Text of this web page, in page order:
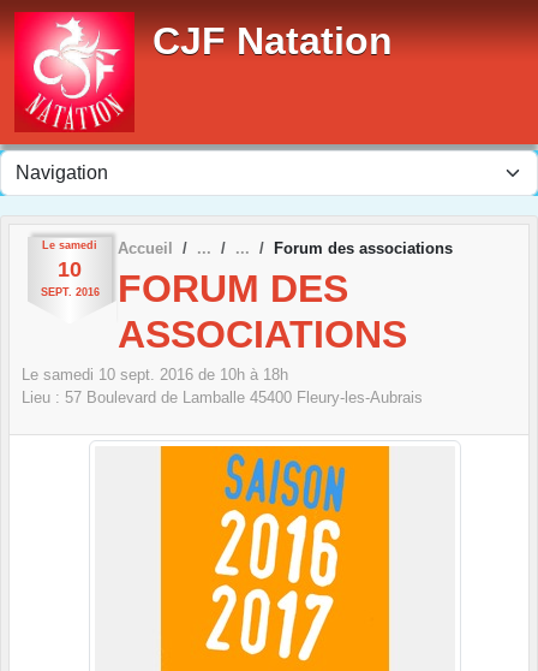
CJF Natation
Le samedi
10
SEPT. 2016
Accueil Forum des associations
FORUM DES
ASSOCIATIONS
Le samedi 10 sept. 2016 de 10h à 18h
Lieu : 57 Boulevard de Lamballe 45400 Fleury-les-Aubrais
Panneau de gestion des cookies